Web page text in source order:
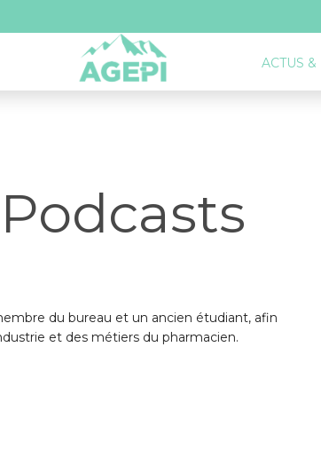
ACTUS
Podcasts
du bureau et un ancien étudiant, afin
et des métiers du pharmacien.